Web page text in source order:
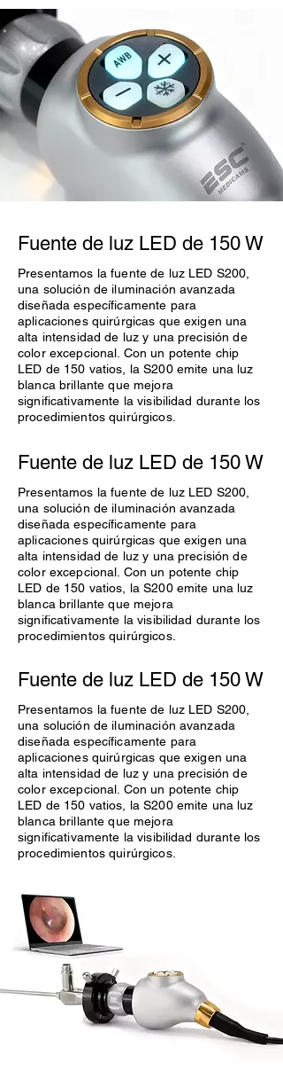
Fuente de luz LED de 150 W
Presentamos la fuente de luz LED S200,
una solución de iluminación avanzada
diseñada específicamente para
aplicaciones quirúrgicas que exigen una
alta intensidad de luz y una precisión de
color excepcional. Con un potente chip
LED de 150 vatios, la S200 emite una luz
blanca brillante que mejora
significativamente la visibilidad durante los
procedimientos quirúrgicos.
Fuente de luz LED de 150 W
Presentamos la fuente de luz LED S200,
una solución de iluminación avanzada
diseñada específicamente para
aplicaciones quirúrgicas que exigen una
alta intensidad de luz y una precisión de
color excepcional. Con un potente chip
LED de 150 vatios, la S200 emite una luz
blanca brillante que mejora
significativamente la visibilidad durante los
procedimientos quirúrgicos.
Fuente de luz LED de 150 W
Presentamos la fuente de luz LED S200,
una solución de iluminación avanzada
diseñada específicamente para
aplicaciones quirúrgicas que exigen una
alta intensidad de luz y una precisión de
color excepcional. Con un potente chip
LED de 150 vatios, la S200 emite una luz
blanca brillante que mejora
significativamente la visibilidad durante los
procedimientos quirúrgicos.